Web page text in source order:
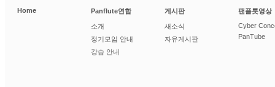
Home Panflute연합
소개
정기모임 안내
강습 안내
게시판
새소식
자유게시판
팬플룻영상
Cyber
PanTube